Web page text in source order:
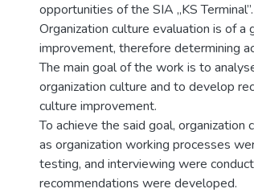
opportunities of the SIA „KS Terminal”.
Organization culture evaluation is of a
improvement, therefore determining
The main goal of the work is to
organization culture and to develop
culture improvement.
To achieve the said goal,
as organization working processes
testing, and interviewing were
recommendations were developed.